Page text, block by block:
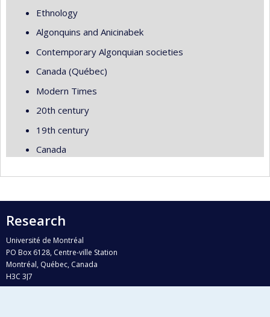
Ethnology
Algonquins and Anicinabek
Contemporary Algonquian societies
Canada (Québec)
Modern Times
20th century
19th century
Canada
Research
Université de Montréal
PO Box 6128, Centre-ville Station
Montréal, Québec, Canada
H3C 3J7